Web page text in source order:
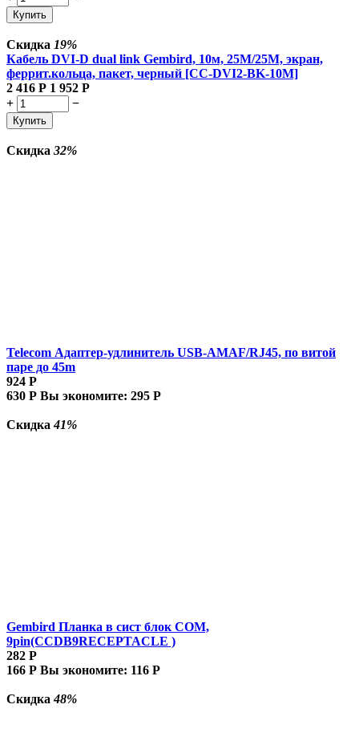
Купить
Скидка 19%
Кабель DVI-D dual link Gembird, 10м, 25M/25M, экран,
феррит.кольца, пакет, черный [CC-DVI2-BK-10M]
2 416 Р 1 952 Р
+
−
Купить
Скидка 32%
Telecom Адаптер-удлинитель USB-AMAF/RJ45, по витой
паре до 45m
924 Р
630 Р Вы экономите: 295 Р
Скидка41%
Gembird Планка в сист блок COM,
9pin(CCDB9RECEPTACLE )
282 Р
166 Р Вы экономите: 116 Р
Скидка48%